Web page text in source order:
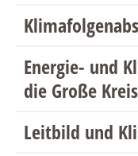
Energie- und
die Große
Leitbild und